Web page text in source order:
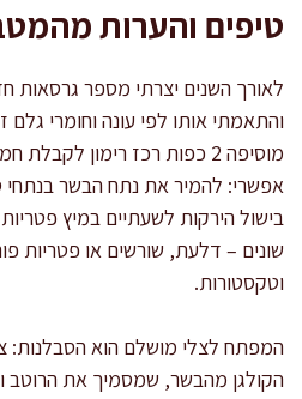
טיפים והערות
לאורך השנים יצרתי מספר גרסאות
והתאמתי אותו לפי עונה וחומרי גלם
מוסיפה 2 כפות רכז רימון
אפשרי: להמיר את נתח הבשר בנתחי
בישול הירקות לשעתיים במיץ פטריות
שונים – דלעת, שורשים או פטריות
וטקסטורות.
המפתח לצלי מושלם הוא הסבלנות:
הקולגן מהבשר, שמסמיך את הרוטב